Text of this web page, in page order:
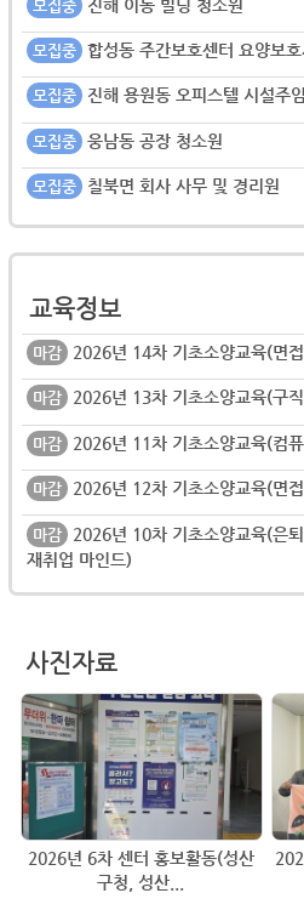
모집중 진해 이동 빌딩 청소원
모집중 합성동 주간보호센터 요양보
모집중 진해 용원동 오피스텔 시설주임
모집중 웅남동 공장 청소원
모집중 칠북면 회사 사무 및 경리원
교육정보
마감 2026년 14차 기초소양교육(면
마감 2026년 13차 기초소양교육(구
마감 2026년 11차 기초소양교육(컴
마감 2026년 12차 기초소양교육(면
마감
2026년 10차 기초소양교육(은
재취업 마인드)
사진자료
2026년 6차 센터 홍보활동(성산
구청, 성산...